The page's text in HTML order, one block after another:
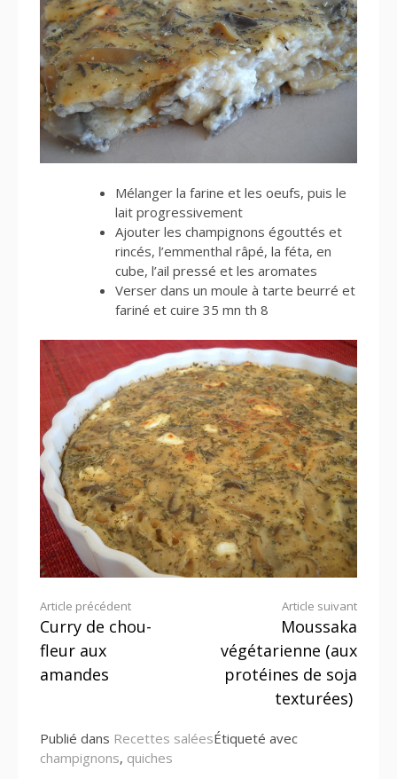
Mélanger la farine et les oeufs, puis le
lait progressivement
Ajouter les champignons égouttés et
rincés, l’emmenthal râpé, la féta, en
cube, l’ail pressé et les aromates
Verser dans un moule à tarte beurré et
fariné et cuire 35 mn th 8
Lire
la
suite
Article précédent
Curry de chou-
fleur aux
amandes
Article suivant
Moussaka
végétarienne (aux
protéines de soja
texturées)
Publié dans Recettes saléesÉtiqueté avec
champignons, quiches